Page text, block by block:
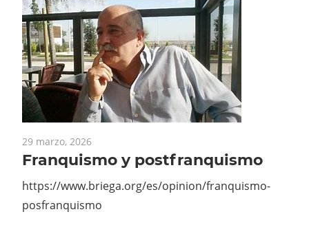
29 marzo, 2026
Franquismo y postfranquismo
https://www.briega.org/es/opinion/franquismo-
posfranquismo